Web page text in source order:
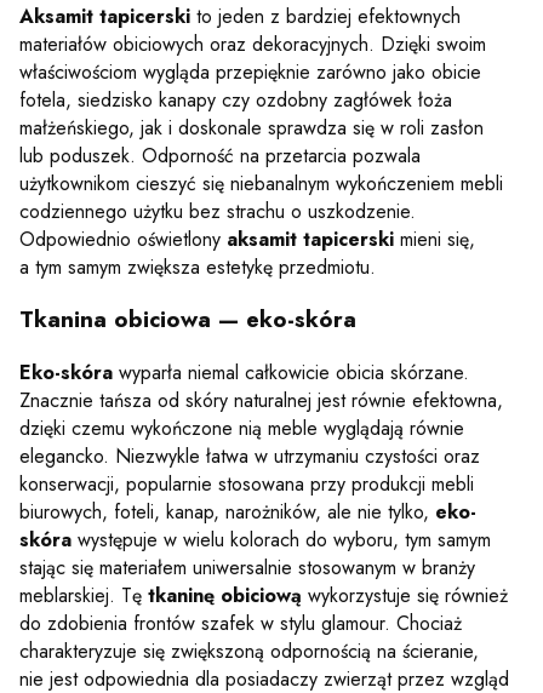
Aksamit tapicerski to jeden z bardziej efektownych
materiałów obiciowych oraz dekoracyjnych. Dzięki swoim
właściwościom wygląda przepięknie zarówno jako obicie
fotela, siedzisko kanapy czy ozdobny zagłówek łoża
małżeńskiego, jak i doskonale sprawdza się w roli zasłon
lub poduszek. Odporność na przetarcia pozwala
użytkownikom cieszyć się niebanalnym wykończeniem mebli
codziennego użytku bez strachu o uszkodzenie.
Odpowiednio oświetlony aksamit tapicerski mieni się,
a tym samym zwiększa estetykę przedmiotu.
Tkanina obiciowa — eko-skóra
Eko-skóra wyparła niemal całkowicie obicia skórzane.
Znacznie tańsza od skóry naturalnej jest równie efektowna,
dzięki czemu wykończone nią meble wyglądają równie
elegancko. Niezwykle łatwa w utrzymaniu czystości oraz
konserwacji, popularnie stosowana przy produkcji mebli
biurowych, foteli, kanap, narożników, ale nie tylko, eko-
skóra występuje w wielu kolorach do wyboru, tym samym
stając się materiałem uniwersalnie stosowanym w branży
meblarskiej. Tę tkaninę obiciową wykorzystuje się również
do zdobienia frontów szafek w stylu glamour. Chociaż
charakteryzuje się zwiększoną odpornością na ścieranie,
nie jest odpowiednia dla posiadaczy zwierząt przez wzgląd